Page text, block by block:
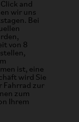
and
wir uns
Bei
von 8
ist, eine
wird Sie
Fahrrad zur
zum
Ihrem